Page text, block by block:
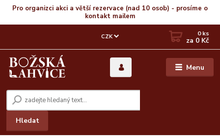
Pro organizci akci a větší rezervace (nad 10 osob) - prosíme o
kontakt mailem
Menu
CZK
Hledat
0ks
za 0 Kč